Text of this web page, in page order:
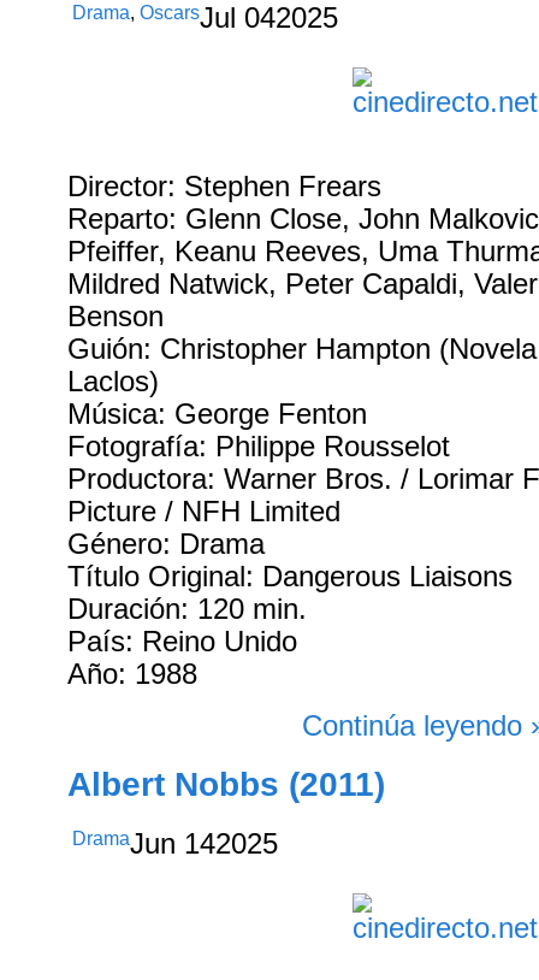
Drama,OscarsJul 042025
Director: Stephen Frears
Reparto: Glenn Close, John
Pfeiffer, Keanu Reeves, Uma
Mildred Natwick, Peter Capaldi,
Benson
Guión: Christopher Hampton
Laclos)
Música: George Fenton
Fotografía: Philippe Rousselot
Productora: Warner Bros. / Lorimar
Picture / NFH Limited
Género: Drama
Título Original: Dangerous Liaisons
Duración: 120 min.
País: Reino Unido
Año: 1988
Continúa leyendo
Albert Nobbs (2011)
DramaJun 142025